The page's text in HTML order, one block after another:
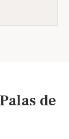
de